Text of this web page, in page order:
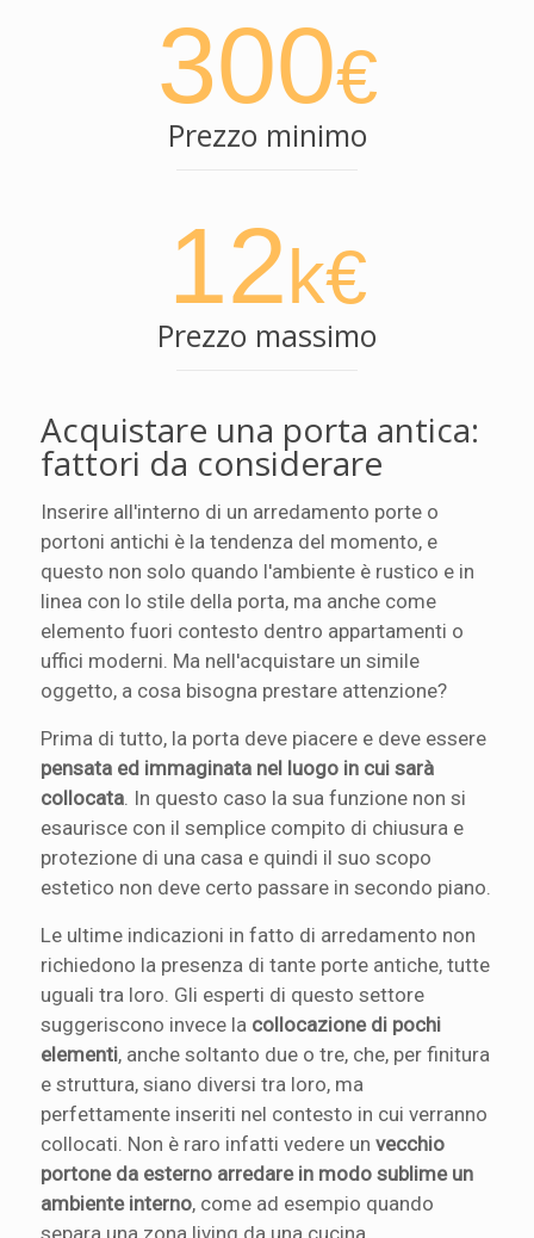
300€
Prezzo minimo
12k€
Prezzo massimo
Acquistare una porta antica:
fattori da considerare
Inserire all'interno di un arredamento porte o
portoni antichi è la tendenza del momento, e
questo non solo quando l'ambiente è rustico e in
linea con lo stile della porta, ma anche come
elemento fuori contesto dentro appartamenti o
uffici moderni. Ma nell'acquistare un simile
oggetto, a cosa bisogna prestare attenzione?
Prima di tutto, la porta deve piacere e deve essere
pensata ed immaginata nel luogo in cui sarà
collocata. In questo caso la sua funzione non si
esaurisce con il semplice compito di chiusura e
protezione di una casa e quindi il suo scopo
estetico non deve certo passare in secondo piano.
Le ultime indicazioni in fatto di arredamento non
richiedono la presenza di tante porte antiche, tutte
uguali tra loro. Gli esperti di questo settore
suggeriscono invece la collocazione di pochi
elementi, anche soltanto due o tre, che, per finitura
e struttura, siano diversi tra loro, ma
perfettamente inseriti nel contesto in cui verranno
collocati. Non è raro infatti vedere un vecchio
portone da esterno arredare in modo sublime un
ambiente interno, come ad esempio quando
separa una zona living da una cucina.